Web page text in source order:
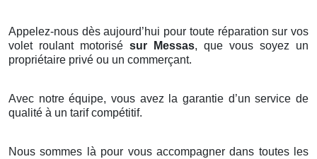
Appelez-nous dès aujourd’hui pour toute réparation sur vos
volet roulant motorisé sur Messas, que vous soyez un
propriétaire privé ou un commerçant.
Avec notre équipe, vous avez la garantie d’un service de
qualité à un tarif compétitif.
Nous sommes là pour vous accompagner dans toutes les